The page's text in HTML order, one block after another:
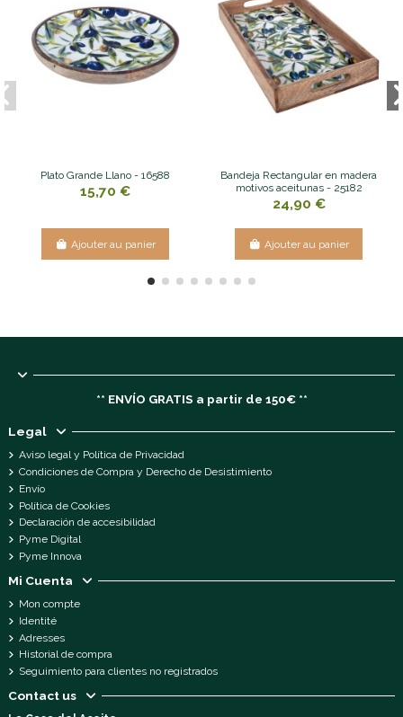
Plato Grande Llano - 16588
15,70 €
Ajouter au panier
Bandeja Rectangular en madera
motivos aceitunas - 25182
24,90 €
Ajouter au panier
** ENVÍO GRATIS a partir de 150€ **
Legal
Aviso legal y Política de Privacidad
Condiciones de Compra y Derecho de Desistimiento
Envío
Política de Cookies
Declaración de accesibilidad
Pyme Digital
Pyme Innova
Mi Cuenta
Mon compte
Identité
Adresses
Historial de compra
Seguimiento para clientes no registrados
Contact us